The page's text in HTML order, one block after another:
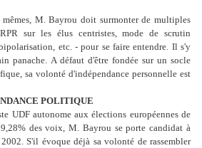
mêmes, M. Bayrou doit surmonter de multiples
sur les élus centristes, mode de scrutin
etc. - pour se faire entendre. Il s'y
panache. A défaut d'être fondée sur un socle
sa volonté d'indépendance personnelle est
POLITIQUE
UDF autonome aux élections européennes de
des voix, M. Bayrou se porte candidat à
S'il évoque déjà sa volonté de rassembler